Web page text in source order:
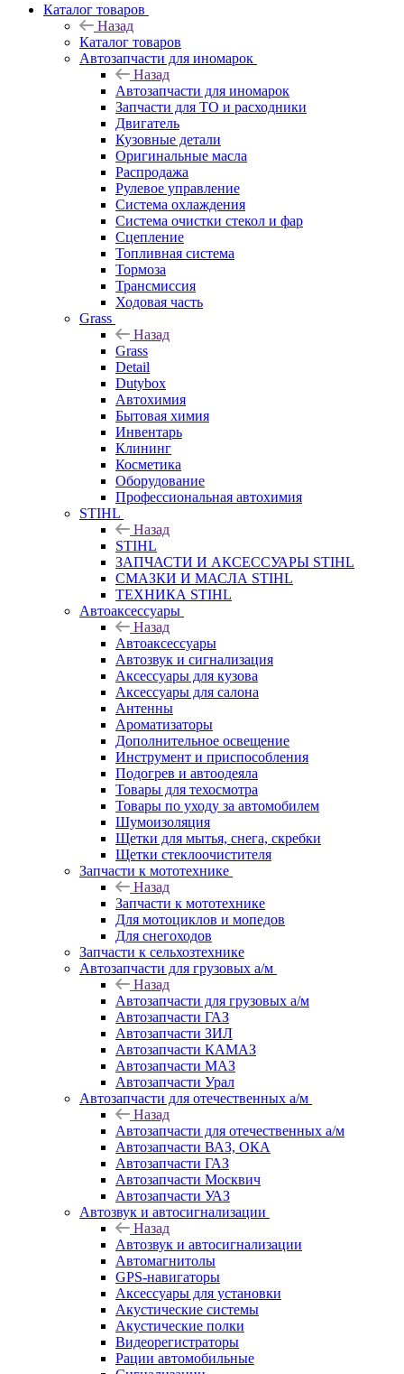
Каталог товаров
Назад
Каталог товаров
Автозапчасти для иномарок
Назад
Автозапчасти для иномарок
Запчасти для ТО и расходники
Двигатель
Кузовные детали
Оригинальные масла
Распродажа
Рулевое управление
Система охлаждения
Система очистки стекол и фар
Сцепление
Топливная система
Тормоза
Трансмиссия
Ходовая часть
Grass
Назад
Grass
Detail
Dutybox
Автохимия
Бытовая химия
Инвентарь
Клининг
Косметика
Оборудование
Профессиональная автохимия
STIHL
Назад
STIHL
ЗАПЧАСТИ И АКСЕССУАРЫ STIHL
СМАЗКИ И МАСЛА STIHL
ТЕХНИКА STIHL
Автоаксессуары
Назад
Автоаксессуары
Автозвук и сигнализация
Аксессуары для кузова
Аксессуары для салона
Антенны
Ароматизаторы
Дополнительное освещение
Инструмент и приспособления
Подогрев и автоодеяла
Товары для техосмотра
Товары по уходу за автомобилем
Шумоизоляция
Щетки для мытья, снега, скребки
Щетки стеклоочистителя
Запчасти к мототехнике
Назад
Запчасти к мототехнике
Для мотоциклов и мопедов
Для снегоходов
Запчасти к сельхозтехнике
Автозапчасти для грузовых а/м
Назад
Автозапчасти для грузовых а/м
Автозапчасти ГАЗ
Автозапчасти ЗИЛ
Автозапчасти КАМАЗ
Автозапчасти МАЗ
Автозапчасти Урал
Автозапчасти для отечественных а/м
Назад
Автозапчасти для отечественных а/м
Автозапчасти ВАЗ, ОКА
Автозапчасти ГАЗ
Автозапчасти Москвич
Автозапчасти УАЗ
Автозвук и автосигнализации
Назад
Автозвук и автосигнализации
Автомагнитолы
GPS-навигаторы
Аксессуары для установки
Акустические системы
Акустические полки
Видеорегистраторы
Рации автомобильные